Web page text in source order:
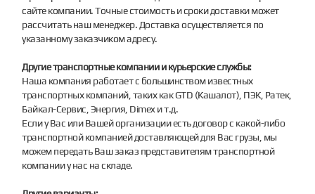
сайте компании. Точные стоимость и сроки доставки может
рассчитать наш менеджер. Доставка осуществляется по
указанному заказчиком адресу.
Другие транспортные компании и курьерские службы:
Наша компания работает с большинством известных
транспортных компаний, таких как GTD (Кашалот), ПЭК, Ратек,
Байкал-Сервис, Энергия, Dimex и т.д.
Если у Вас или Вашей организации есть договор с какой-либо
транспортной компанией доставляющей для Вас грузы, мы
можем передать Ваш заказ представителям транспортной
компании у нас на складе.